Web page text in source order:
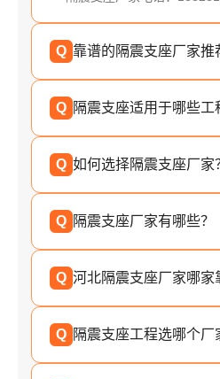
Q 靠谱的隔震支座厂家推
Q 隔震支座适用于哪些工
Q 如何选择隔震支座厂家
Q 隔震支座厂家有哪些？
Q 河北隔震支座厂家哪家
Q 隔震支座工程选哪个厂